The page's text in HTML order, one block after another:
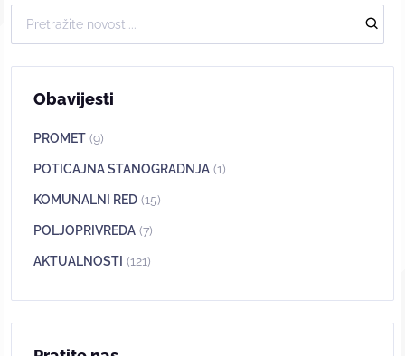
Obavijesti
PROMET (9)
POTICAJNA STANOGRADNJA (1)
KOMUNALNI RED (15)
POLJOPRIVREDA (7)
AKTUALNOSTI (121)